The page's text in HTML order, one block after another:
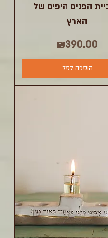
הפנים היפים של
הארץ
מחיר
₪390.00
הוספה לסל